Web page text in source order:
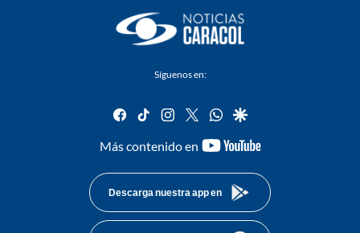
Síguenos en:
facebook
tiktok instagram
twitterwhatsapp
google
Más contenido en
youtube-
Descarga nuestra app en